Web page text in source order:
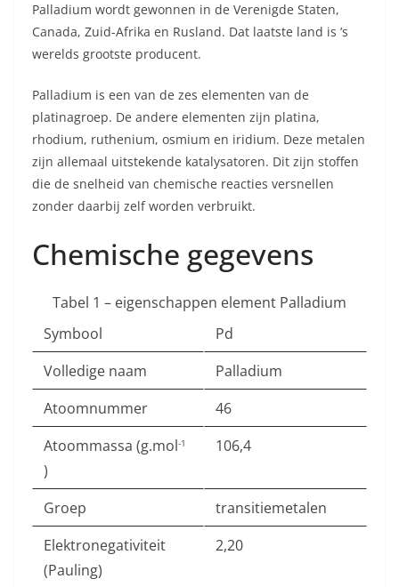
Palladium wordt gewonnen in de Verenigde Staten,
Canada, Zuid-Afrika en Rusland. Dat laatste land is ’s
werelds grootste producent.
Palladium is een van de zes elementen van de
platinagroep. De andere elementen zijn platina,
rhodium, ruthenium, osmium en iridium. Deze metalen
zijn allemaal uitstekende katalysatoren. Dit zijn stoffen
die de snelheid van chemische reacties versnellen
zonder daarbij zelf worden verbruikt.
Chemische gegevens
Tabel 1 – eigenschappen element Palladium
Symbool
Pd
Volledige naam
Palladium
Atoomnummer
46
Atoommassa (g.mol-1
)
106,4
Groep
transitiemetalen
Elektronegativiteit
(Pauling)
2,20